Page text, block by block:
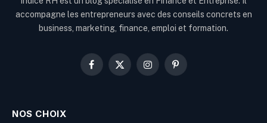
accompagne les entrepreneurs avec des conseils concrets en
business, marketing, finance, emploi et formation.
Facebook
X
InstagramPinterest
NOS CHOIX